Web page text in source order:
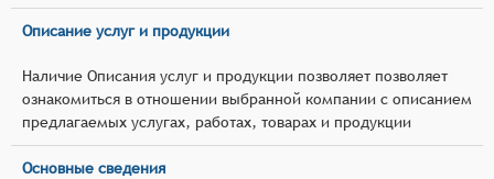
Описание услуг и продукции
Наличие Описания услуг и продукции позволяет позволяет
ознакомиться в отношении выбранной компании с описанием
предлагаемых услугах, работах, товарах и продукции
Основные сведения